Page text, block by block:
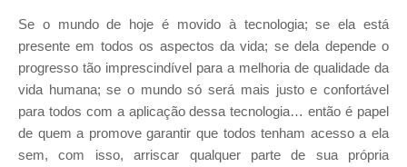
Se o mundo de hoje é movido à tecnologia; se ela está
presente em todos os aspectos da vida; se dela depende o
progresso tão imprescindível para a melhoria de qualidade da
vida humana; se o mundo só será mais justo e confortável
para todos com a aplicação dessa tecnologia… então é papel
de quem a promove garantir que todos tenham acesso a ela
sem, com isso, arriscar qualquer parte de sua própria